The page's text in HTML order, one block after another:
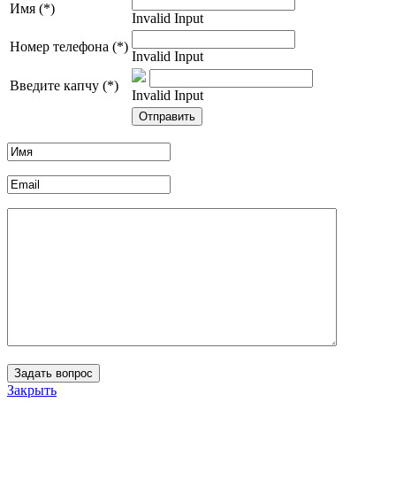
Имя (*)
Invalid Input
Номер телефона (*)
Invalid Input
Введите капчу (*)
Invalid Input
Закрыть